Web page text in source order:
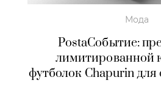
Мода
PostaСобытие:
лимитированной
футболок Chapurin